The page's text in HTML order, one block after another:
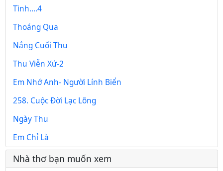
Tình....4
Thoáng Qua
Nắng Cuối Thu
Thu Viễn Xứ-2
Em Nhớ Anh- Người Lính Biển
258. Cuộc Đời Lạc Lõng
Ngày Thu
Em Chỉ Là
Nhà thơ bạn muốn xem